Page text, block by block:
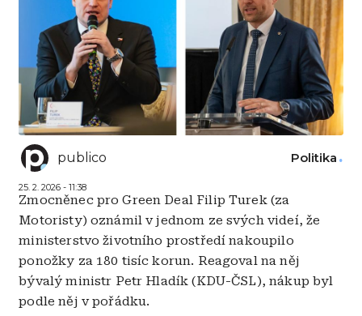
publico
25. 2. 2026 - 11:38
Politika
Zmocněnec pro Green Deal Filip Turek (za
Motoristy) oznámil v jednom ze svých videí, že
ministerstvo životního prostředí nakoupilo
ponožky za 180 tisíc korun. Reagoval na něj
bývalý ministr Petr Hladík (KDU-ČSL), nákup byl
podle něj v pořádku.